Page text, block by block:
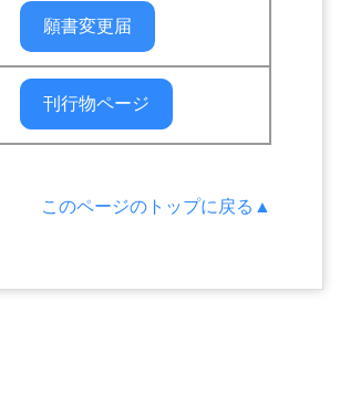
願書変更届
刊行物ページ
このページのトップに戻る▲